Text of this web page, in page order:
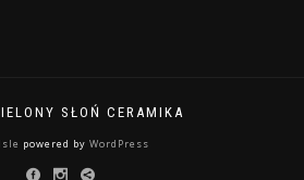
SŁOŃ CERAMIKA
powered by WordPress